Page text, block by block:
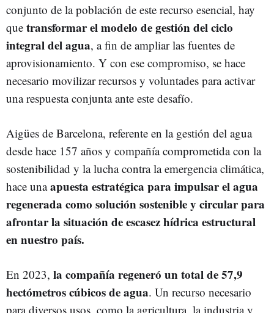
conjunto de la población de este recurso esencial, hay
que transformar el modelo de gestión del ciclo
integral del agua, a fin de ampliar las fuentes de
aprovisionamiento. Y con ese compromiso, se hace
necesario movilizar recursos y voluntades para activar
una respuesta conjunta ante este desafío.
Aigües de Barcelona, referente en la gestión del agua
desde hace 157 años y compañía comprometida con la
sostenibilidad y la lucha contra la emergencia climática,
hace unaapuesta estratégica para impulsar el agua
regenerada como solución sostenible y circular para
afrontar la situación de escasez hídrica estructural
en nuestro país.
En 2023, la compañía regeneró un total de 57,9
hectómetros cúbicos de agua. Un recurso necesario
para diversos usos, como la agricultura, la industria y